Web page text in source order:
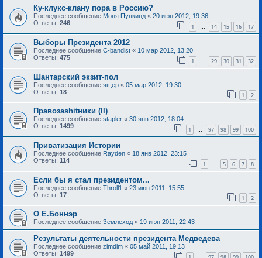
Ку-клукс-клану пора в Россию?
Последнее сообщение Моня Пупкинд « 20 июн 2012, 19:36
Ответы: 246 1 … 14 15 16 17
Выборы Президента 2012
Последнее сообщение C-bandist « 10 мар 2012, 13:20
Ответы: 475 1 … 29 30 31 32
Шантарский экзит-пол
Последнее сообщение ящер « 05 мар 2012, 19:30
Ответы: 18 1 2
Правозаshitники (II)
Последнее сообщение stapler « 30 янв 2012, 18:04
Ответы: 1499 1 … 97 98 99 100
Приватизация Истории
Последнее сообщение Rayden « 18 янв 2012, 23:15
Ответы: 114 1 … 5 6 7 8
Если бы я стал президентом...
Последнее сообщение Throll1 « 23 июн 2011, 15:55
Ответы: 17 1 2
О Е.Боннэр
Последнее сообщение Землеход « 19 июн 2011, 22:43
Результаты деятельности президента Медведева
Последнее сообщение zimdim « 05 май 2011, 19:13
Ответы: 1499